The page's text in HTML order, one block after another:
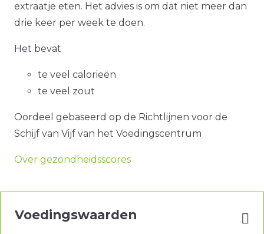
extraatje eten. Het advies is om dat niet meer dan
drie keer per week te doen.
Het bevat
te veel calorieën
te veel zout
Oordeel gebaseerd op de Richtlijnen voor de
Schijf van Vijf van het Voedingscentrum
Over gezondheidsscores
Voedingswaarden